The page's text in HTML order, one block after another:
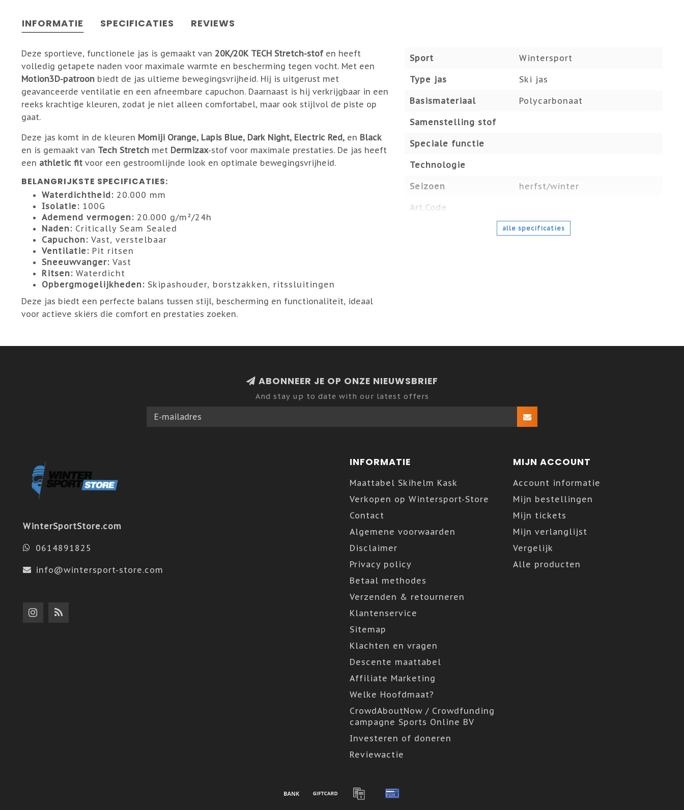
INFORMATIE SPECIFICATIES REVIEWS
Deze sportieve, functionele jas is gemaakt van 20K/20K TECH Stretch-stofen heeft
volledig getapete naden voor maximale warmte en bescherming tegen vocht. Met een
Motion3D-patroon biedt de jas ultieme bewegingsvrijheid. Hij is uitgerust met
geavanceerde ventilatie en een afneembare capuchon. Daarnaast is hij verkrijgbaar in een
reeks krachtige kleuren, zodat je niet alleen comfortabel, maar ook stijlvol de piste op
gaat.
Deze jas komt in de kleuren Momiji Orange, Lapis Blue, Dark Night, Electric Red, en Black
en is gemaakt van Tech Stretch met Dermizax-stof voor maximale prestaties. De jas heeft
een athletic fit voor een gestroomlijnde look en optimale bewegingsvrijheid.
BELANGRIJKSTE SPECIFICATIES:
Waterdichtheid: 20.000 mm
Isolatie: 100G
Ademend vermogen: 20.000 g/m²/24h
Naden: Critically Seam Sealed
Capuchon: Vast, verstelbaar
Ventilatie: Pit ritsen
Sneeuwvanger: Vast
Ritsen: Waterdicht
Opbergmogelijkheden: Skipashouder, borstzakken, ritssluitingen
Deze jas biedt een perfecte balans tussen stijl, bescherming en functionaliteit, ideaal
voor actieve skiërs die comfort en prestaties zoeken.
Sport Wintersport
Type jas Ski jas
Basismateriaal Polycarbonaat
Samenstelling stof
Speciale functie
Technologie
Seizoen herfst/winter
Art.Code
alle specificaties
ABONNEER JE OP ONZE NIEUWSBRIEF
And stay up to date with our latest offers
WinterSportStore.com
0614891825
info@wintersport-store.com
INFORMATIE
Maattabel Skihelm Kask
Verkopen op Wintersport-Store
Contact
Algemene voorwaarden
Disclaimer
Privacy policy
Betaal methodes
Verzenden & retourneren
Klantenservice
Sitemap
Klachten en vragen
Descente maattabel
Affiliate Marketing
Welke Hoofdmaat?
CrowdAboutNow / Crowdfunding
campagne Sports Online BV
Investeren of doneren
Reviewactie
MIJN ACCOUNT
Account informatie
Mijn bestellingen
Mijn tickets
Mijn verlanglijst
Vergelijk
Alle producten